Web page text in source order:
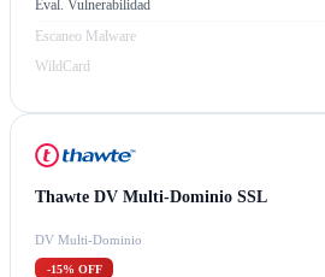
Eval. Vulnerabilidad
Escaneo Malware
WildCard
Thawte DV Multi-Dominio SSL
DV Multi-Dominio
-15% OFF